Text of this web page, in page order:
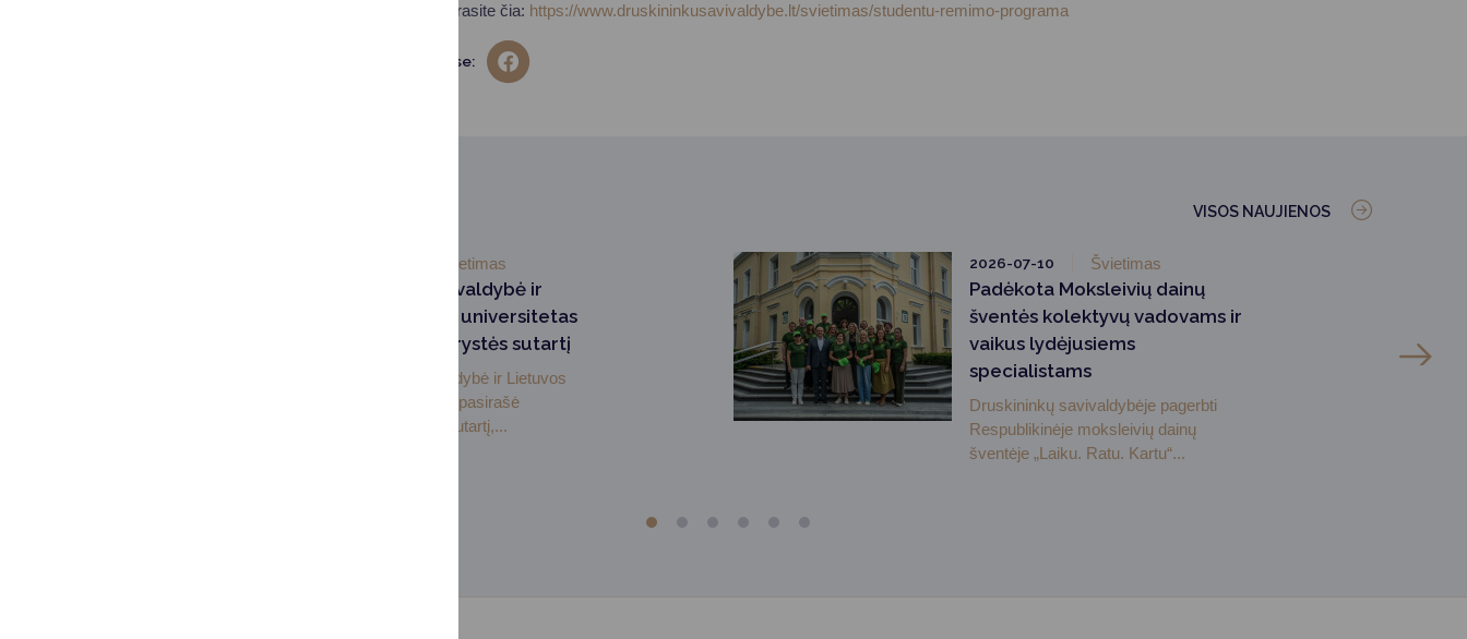
Išsamią informaciją rasite čia: https://www.druskininkusavivaldybe.lt/svietimas/studentu-remimo-programa
Dalintis soc. tinkluose:
VISOS NAUJIENOS
Švietimas
Druskininkų savivaldybė ir
Lietuvos sporto universitetas
pasirašė partnerystės sutartį
Druskininkų savivaldybė ir Lietuvos
sporto universitetas pasirašė
bendradarbiavimo sutartį,...
2026-07-10 Švietimas
Padėkota Moksleivių dainų
šventės kolektyvų vadovams ir
vaikus lydėjusiems
specialistams
Druskininkų savivaldybėje pagerbti
Respublikinėje moksleivių dainų
šventėje „Laiku. Ratu. Kartu“...